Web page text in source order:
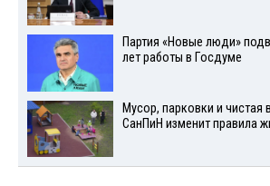
Партия «Новые люди»
лет работы в Госдуме
Мусор, парковки и чистая
СанПиН изменит правила